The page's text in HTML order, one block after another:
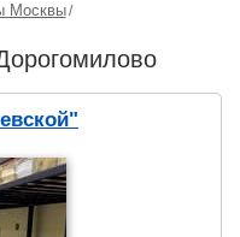
Москвы